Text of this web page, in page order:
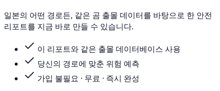
일본의 어떤 경로든, 같은 곰 출몰 데이터를 바탕으로 한 안전
리포트를 지금 바로 만들 수 있습니다.
이 리포트와 같은 출몰 데이터베이스 사용
당신의 경로에 맞춘 위험 예측
가입 불필요 · 무료 · 즉시 완성